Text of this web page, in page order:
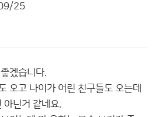
25
겠습니다.
오고 나이가 어린 친구들도 오는데
닌거 같네요.